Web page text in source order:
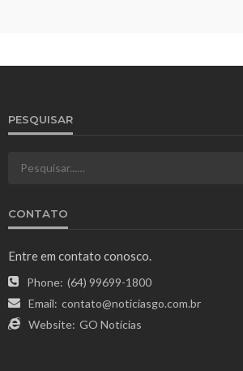
PESQUISAR
CONTATO
Entre em contato conosco.
Phone: (64) 99699-1800
Email: contato@noticiasgo.com.br
Website: GO Notícias